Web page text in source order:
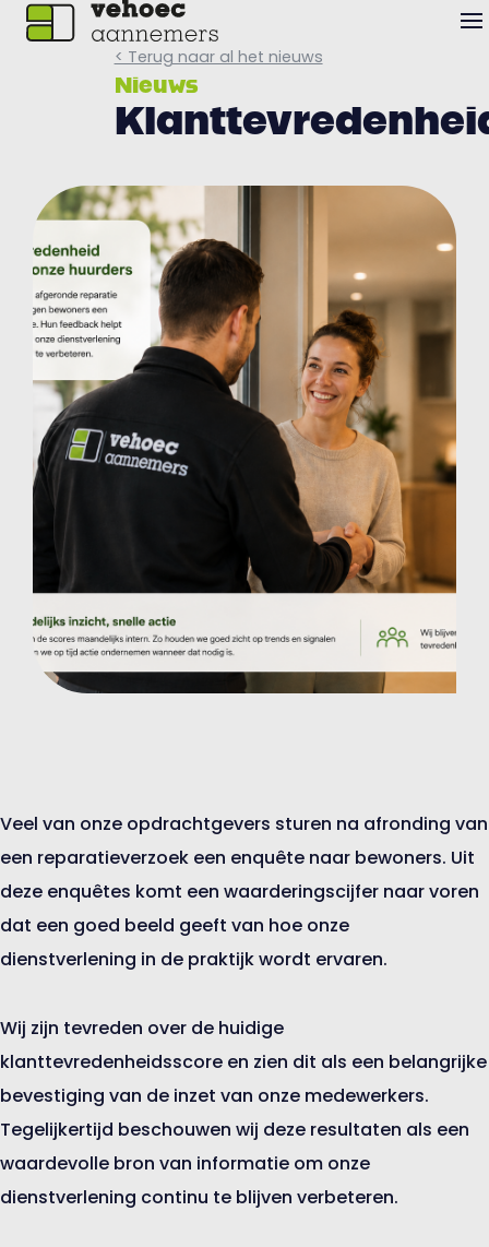
< Terug naar al het nieuws
Nieuws
Veel van onze opdrachtgevers sturen na afronding van
een reparatieverzoek een enquête naar bewoners. Uit
deze enquêtes komt een waarderingscijfer naar voren
dat een goed beeld geeft van hoe onze
dienstverlening in de praktijk wordt ervaren.
Wij zijn tevreden over de huidige
klanttevredenheidsscore en zien dit als een belangrijke
bevestiging van de inzet van onze medewerkers.
Tegelijkertijd beschouwen wij deze resultaten als een
waardevolle bron van informatie om onze
dienstverlening continu te blijven verbeteren.